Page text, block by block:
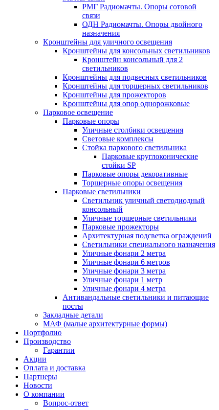
РМГ Радиомачты. Опоры сотовoй
связи
ОДН Радиомачты. Опоры двойного
назначения
Кронштейны для уличного освещения
Кронштейны для консольных светильников
Кронштейн консольный для 2
светильников
Кронштейны для подвесных светильников
Кронштейны для торшерных светильников
Кронштейны для прожекторов
Кронштейны для опор однорожковые
Парковое освещение
Парковые опоры
Уличные столбики освещения
Световые комплексы
Стойка паркового светильника
Парковые круглоконические
стойки SP
Парковые опоры декоративные
Торшерные опоры освещения
Парковые светильники
Светильник уличный светодиодный
консольный
Уличные торшерные светильники
Парковые прожекторы
Архитектурная подсветка ограждений
Светильники специального назначения
Уличные фонари 2 метра
Уличные фонари 6 метров
Уличные фонари 3 метра
Уличные фонари 1 метр
Уличные фонари 4 метра
Антивандальные светильники и питающие
посты
Закладные детали
МАФ (малые архитектурные формы)
Портфолио
Производство
Гарантии
Акции
Оплата и доставка
Партнеры
Новости
О компании
Вопрос-ответ